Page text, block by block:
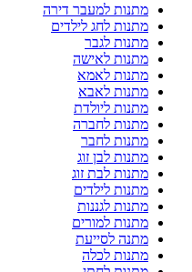
מתנות למעבר דירה
מתנות לחג לילדים
מתנות לגבר
מתנות לאישה
מתנות לאמא
מתנות לאבא
מתנות ליולדת
מתנות לחברה
מתנות לחבר
מתנות לבן זוג
מתנות לבת זוג
מתנות לילדים
מתנות לגננות
מתנות למורים
מתנה לסייעת
מתנות לכלה